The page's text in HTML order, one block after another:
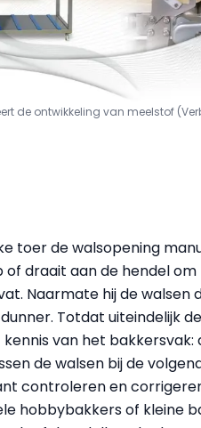
de ontwikkeling van meelstof
toer de walsopening
draait aan de hendel om
Naarmate hij de walsen
Totdat uiteindelijk
van het bakkersvak:
de walsen bij de
controleren en
hobbybakkers of kleine